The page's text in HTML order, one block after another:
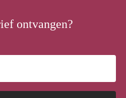
ontvangen?